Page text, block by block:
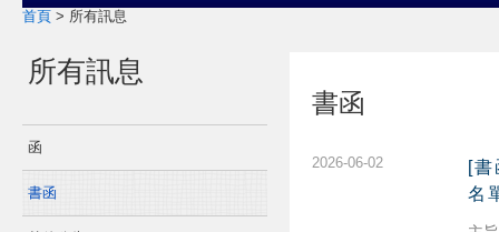
首頁 > 所有訊息
所有訊息
函
書函
書函
2026-06-02
[
名